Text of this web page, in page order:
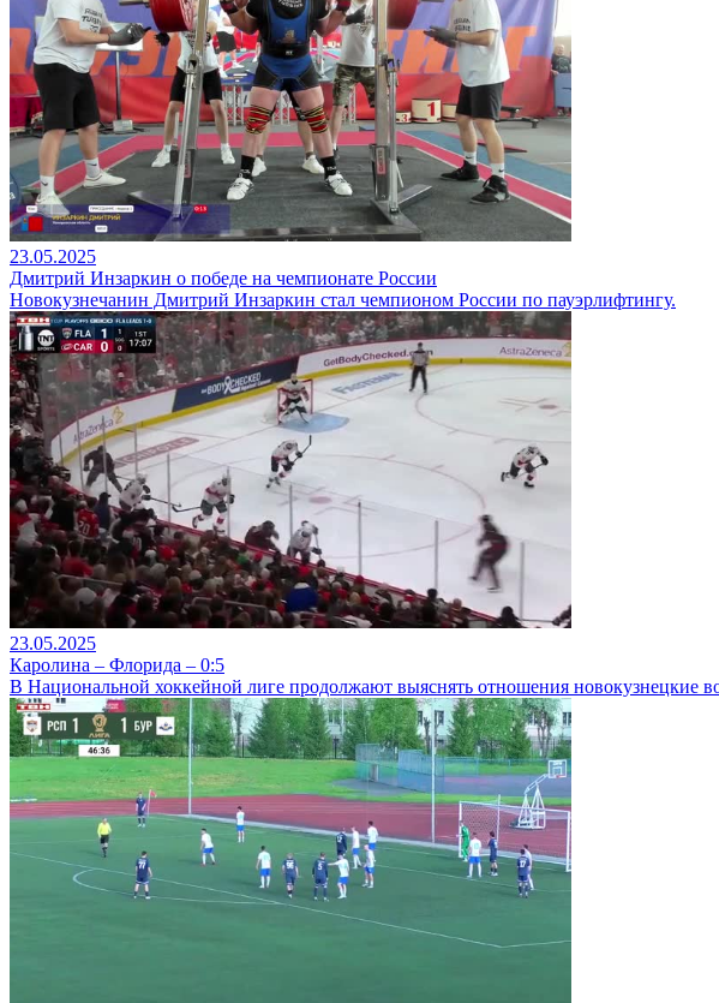
23.05.2025
Дмитрий Инзаркин о победе на чемпионате России
Новокузнечанин Дмитрий Инзаркин стал чемпионом России по пауэрлифтингу.
23.05.2025
Каролина – Флорида – 0:5
В Национальной хоккейной лиге продолжают выяснять отношения новокузнецкие